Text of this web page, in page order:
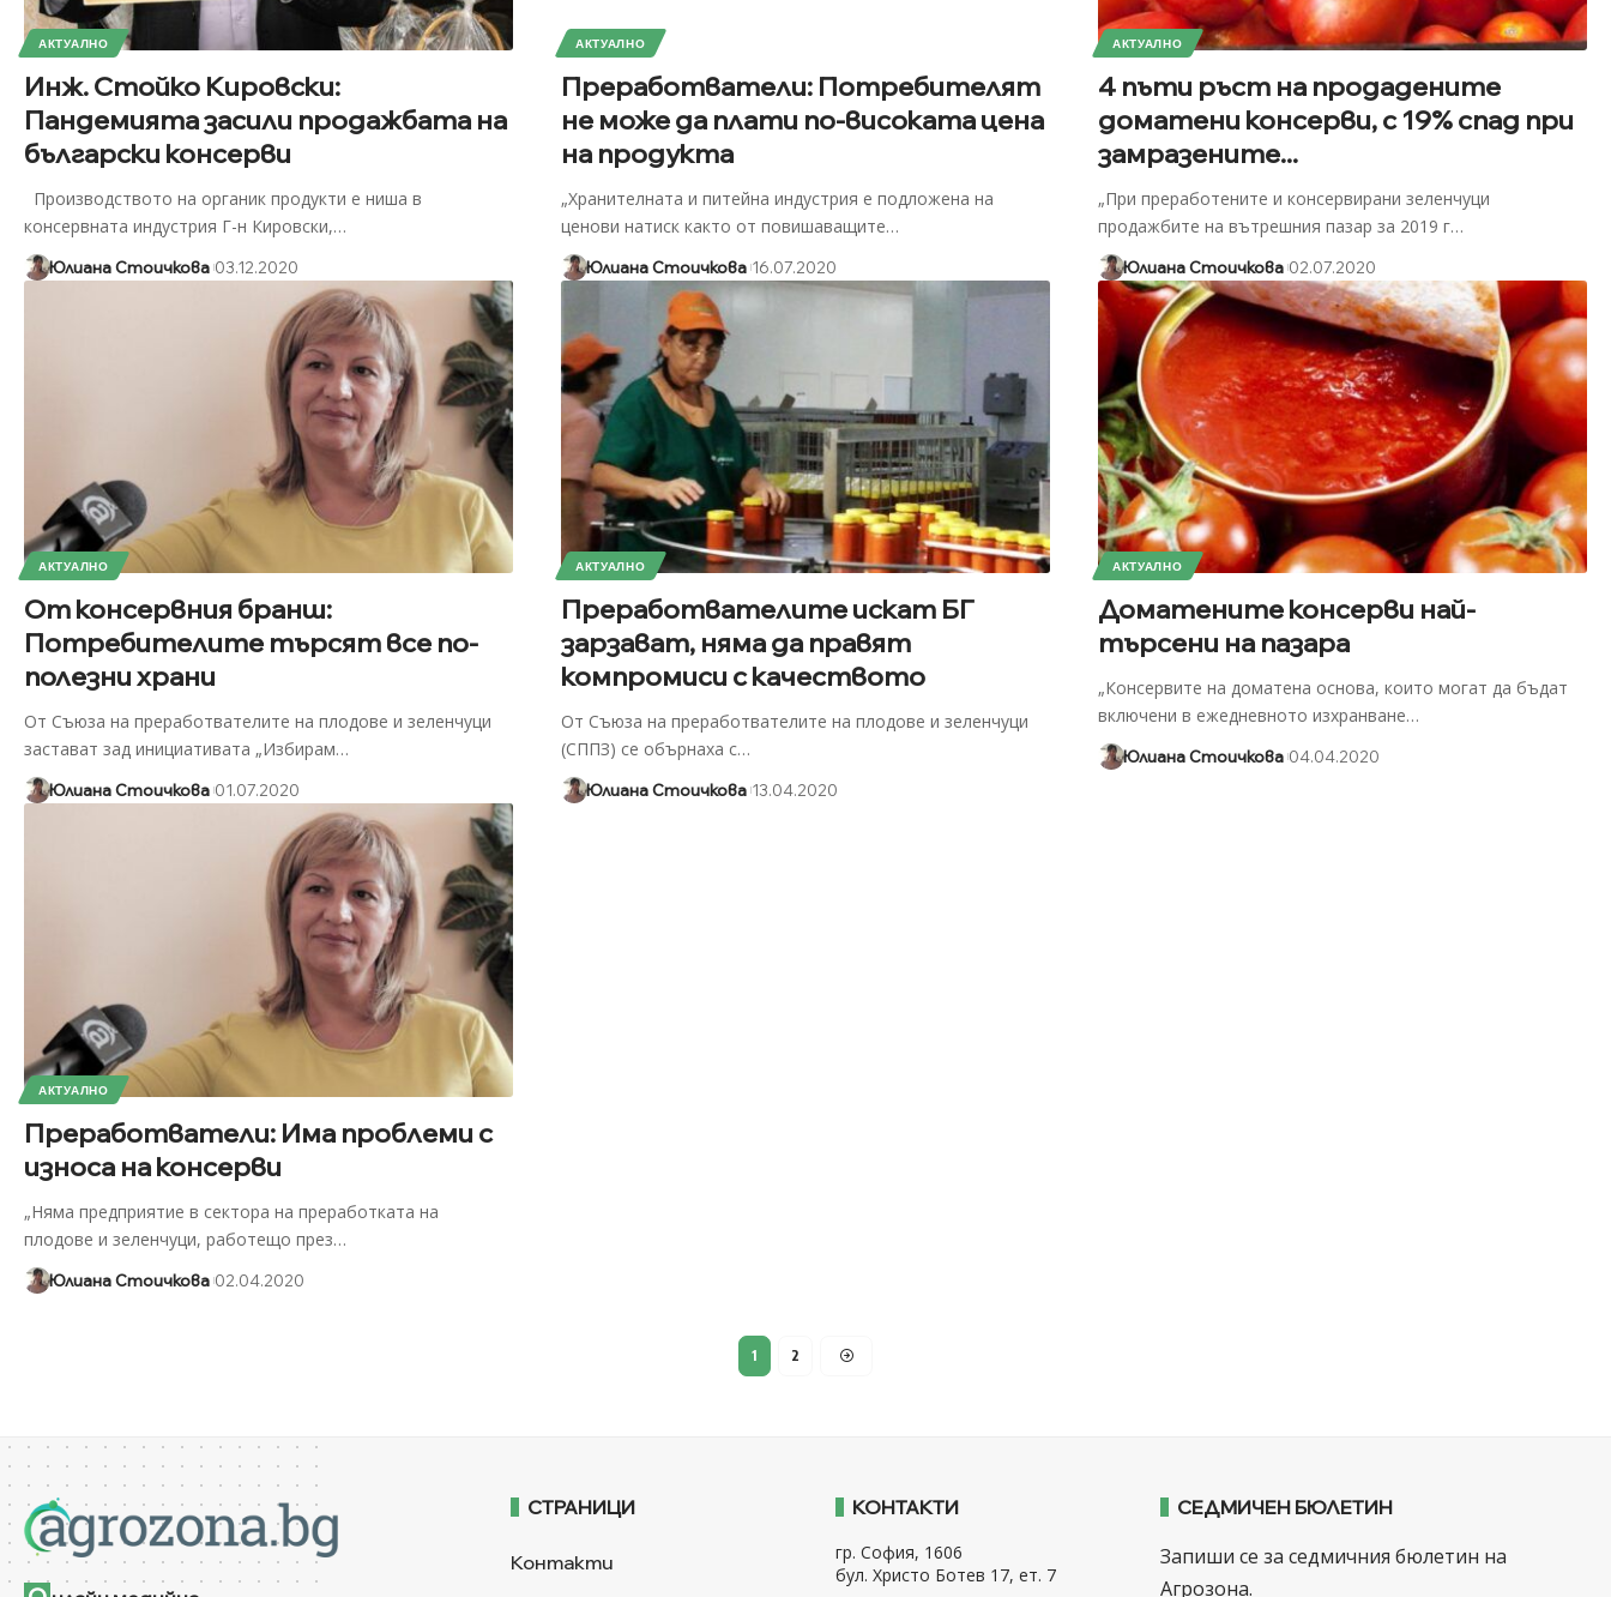
АКТУАЛНО
Инж. Стойко Кировски:
Пандемията засили продажбата на
български консерви
Производството на органик продукти е ниша в
консервната индустрия Г-н Кировски,…
Юлиана Стоичкова 03.12.2020
АКТУАЛНО
Преработватели: Потребителят
не може да плати по-високата цена
на продукта
„Хранителната и питейна индустрия е подложена на
ценови натиск както от повишаващите…
Юлиана Стоичкова 16.07.2020
АКТУАЛНО
4 пъти ръст на продадените
доматени консерви, с 19% спад при
замразените...
„При преработените и консервирани зеленчуци
продажбите на вътрешния пазар за 2019 г…
Юлиана Стоичкова 02.07.2020
АКТУАЛНО
От консервния бранш:
Потребителите търсят все по-
полезни храни
От Съюза на преработвателите на плодове и зеленчуци
застават зад инициативата „Избирам…
Юлиана Стоичкова 01.07.2020
АКТУАЛНО
Преработвателите искат БГ
зарзават, няма да правят
компромиси с качеството
От Съюза на преработвателите на плодове и зеленчуци
(СППЗ) се обърнаха с…
Юлиана Стоичкова 13.04.2020
АКТУАЛНО
Доматените консерви най-
търсени на пазара
„Консервите на доматена основа, които могат да бъдат
включени в ежедневното изхранване…
Юлиана Стоичкова 04.04.2020
АКТУАЛНО
Преработватели: Има проблеми с
износа на консерви
„Няма предприятие в сектора на преработката на
плодове и зеленчуци, работещо през…
Юлиана Стоичкова 02.04.2020
1 2
СТРАНИЦИ
Контакти
КОНТАКТИ
гр. София, 1606
бул. Христо Ботев 17, ет. 7
СЕДМИЧЕН БЮЛЕТИН
Запиши се за седмичния бюлетин на
Агрозона.